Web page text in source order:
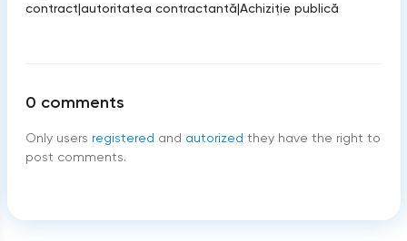
contract|autoritatea contractantă|Achiziție publică
0 comments
Only users registered and autorized they have the right to
post comments.